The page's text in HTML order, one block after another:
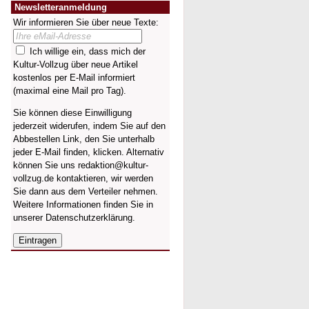
Newsletteranmeldung
Wir informieren Sie über neue Texte:
Ich willige ein, dass mich der
Kultur-Vollzug über neue Artikel
kostenlos per E-Mail informiert
(maximal eine Mail pro Tag).
Sie können diese Einwilligung
jederzeit widerufen, indem Sie auf den
Abbestellen Link, den Sie unterhalb
jeder E-Mail finden, klicken. Alternativ
können Sie uns redaktion@kultur-
vollzug.de kontaktieren, wir werden
Sie dann aus dem Verteiler nehmen.
Weitere Informationen finden Sie in
unserer Datenschutzerklärung.